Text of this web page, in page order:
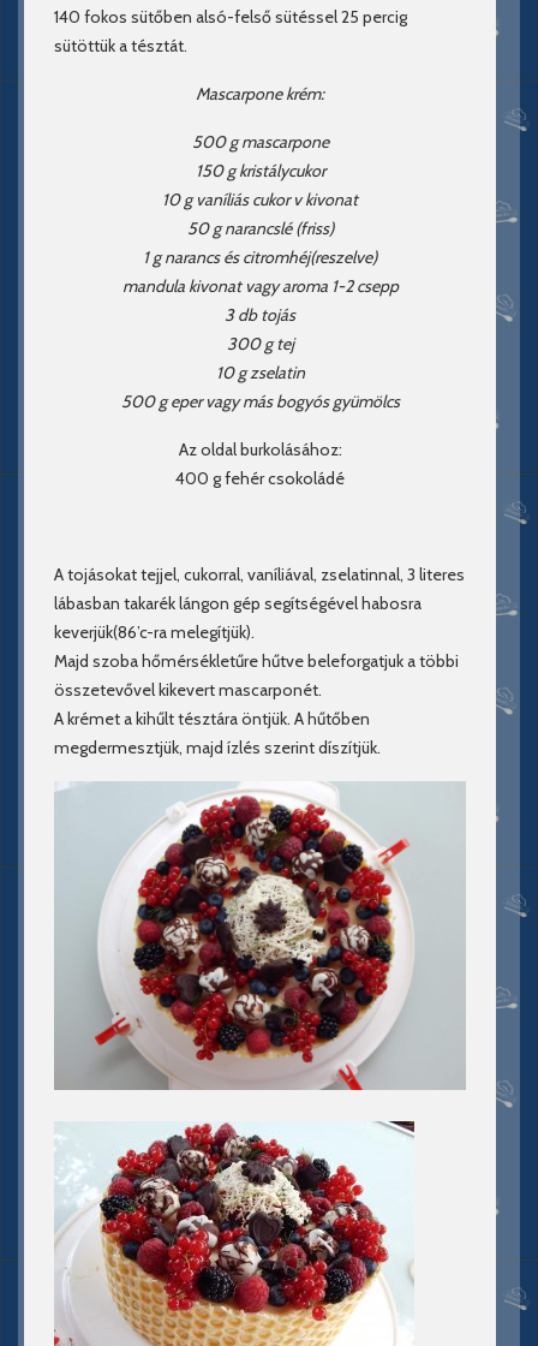
140 fokos sütőben alsó-felső sütéssel 25 percig
sütöttük a tésztát.
Mascarpone krém:
500 g mascarpone
150 g kristálycukor
10 g vaníliás cukor v kivonat
50 g narancslé (friss)
1 g narancs és citromhéj(reszelve)
mandula kivonat vagy aroma 1-2 csepp
3 db tojás
300 g tej
10 g zselatin
500 g eper vagy más bogyós gyümölcs
Az oldal burkolásához:
400 g fehér csokoládé
A tojásokat tejjel, cukorral, vaníliával, zselatinnal, 3 literes
lábasban takarék lángon gép segítségével habosra
keverjük(86’c-ra melegítjük).
Majd szoba hőmérsékletűre hűtve beleforgatjuk a többi
összetevővel kikevert mascarponét.
A krémet a kihűlt tésztára öntjük. A hűtőben
megdermesztjük, majd ízlés szerint díszítjük.